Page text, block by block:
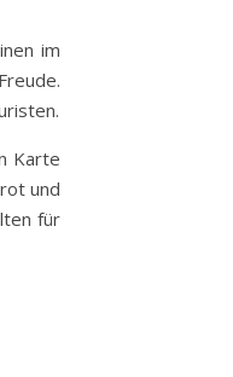
im
Karte
und
für